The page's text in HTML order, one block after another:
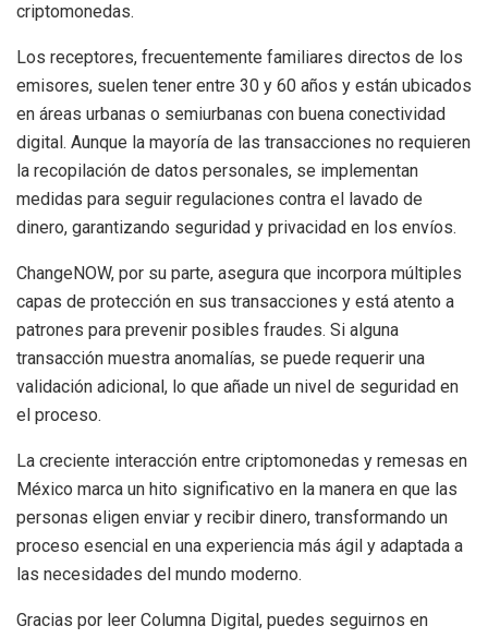
criptomonedas.
Los receptores, frecuentemente familiares directos de los
emisores, suelen tener entre 30 y 60 años y están ubicados
en áreas urbanas o semiurbanas con buena conectividad
digital. Aunque la mayoría de las transacciones no requieren
la recopilación de datos personales, se implementan
medidas para seguir regulaciones contra el lavado de
dinero, garantizando seguridad y privacidad en los envíos.
ChangeNOW, por su parte, asegura que incorpora múltiples
capas de protección en sus transacciones y está atento a
patrones para prevenir posibles fraudes. Si alguna
transacción muestra anomalías, se puede requerir una
validación adicional, lo que añade un nivel de seguridad en
el proceso.
La creciente interacción entre criptomonedas y remesas en
México marca un hito significativo en la manera en que las
personas eligen enviar y recibir dinero, transformando un
proceso esencial en una experiencia más ágil y adaptada a
las necesidades del mundo moderno.
Gracias por leer Columna Digital, puedes seguirnos en